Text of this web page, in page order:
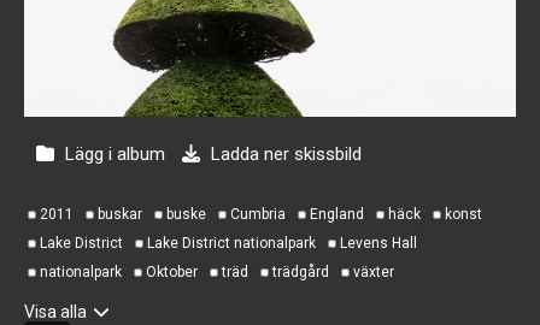
Lägg i album Ladda ner skissbild
2011 buskar buske Cumbria England häck
konst
Lake District
Lake District nationalpark
Levens Hall
nationalpark
Oktober träd trädgård växter
Visa alla